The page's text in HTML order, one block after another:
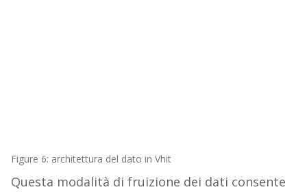
Figure 6: architettura del dato in Vhit
Questa modalità di fruizione dei dati consente